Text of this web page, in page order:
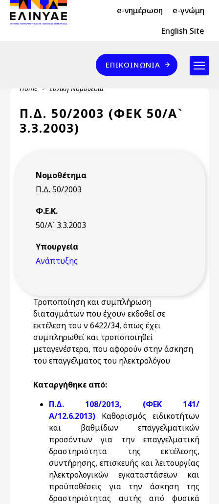
Skip to main content
Header Top 2 e-νημέρωση e-γνώμη
Header Top English Site
Επικοινωνία
ΕΠΙΚΟΙΝΩΝΊΑ
Breadcrumb
Home Εθνική Νομοθεσία
Π.Δ. 50/2003 (ΦΕΚ 50/Α`
3.3.2003)
Νομοθέτημα
Π.Δ. 50/2003
Φ.Ε.Κ.
50/Α` 3.3.2003
Υπουργεία
Ανάπτυξης
Τροποποίηση και συμπλήρωση
διαταγμάτων που έχουν εκδοθεί σε
εκτέλεση του ν 6422/34, όπως έχει
συμπληρωθεί και τροποποιηθεί
μεταγενέστερα, που αφορούν στην άσκηση
του επαγγέλματος του ηλεκτρολόγου
Καταργήθηκε από:
Π.Δ. 108/2013, (ΦΕΚ 141/
Α/12.6.2013) Καθορισμός ειδικοτήτων
και βαθμίδων επαγγελματικών
προσόντων για την επαγγελματική
δραστηριότητα της εκτέλεσης,
συντήρησης, επισκευής και λειτουργίας
ηλεκτρολογικών εγκαταστάσεων και
προϋποθέσεις για την άσκηση της
δραστηριότητας αυτής από φυσικά